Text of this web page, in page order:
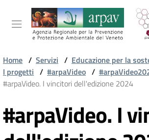
Salta al contenuto
Salta alla navigazione
Salta al footer
ARPAV
TEMI
AMBIENTALI
Home / Servizi / Educazione per la
I progetti / #arpaVideo /
#arpaVideo. I vincitori dell'edizione 2024
Vai al contenuto
#arpaVideo. I